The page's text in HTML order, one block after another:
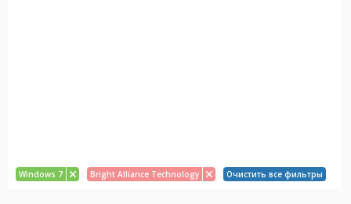
Windows 7 Bright Alliance Technology Очистить все фильтры